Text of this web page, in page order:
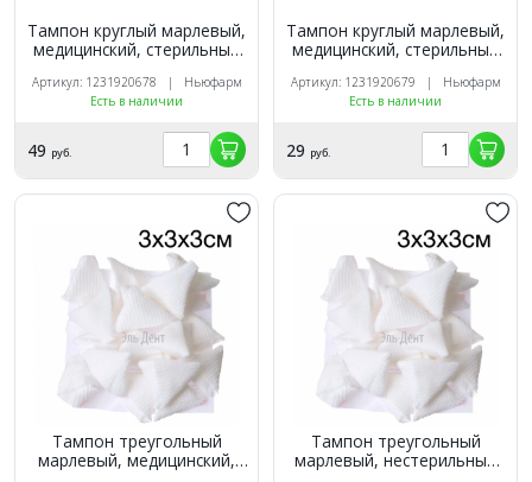
Тампон круглый марлевый,
медицинский, стерильный
Ньюфарм
Артикул: 1231920678 | Ньюфарм
Есть в наличии
49 руб.
Тампон круглый марлевый,
медицинский, стерильный
Ньюфарм
Артикул: 1231920679 | Ньюфарм
Есть в наличии
29 руб.
Тампон треугольный
марлевый, медицинский,
Тампон треугольный
марлевый, нестерильный